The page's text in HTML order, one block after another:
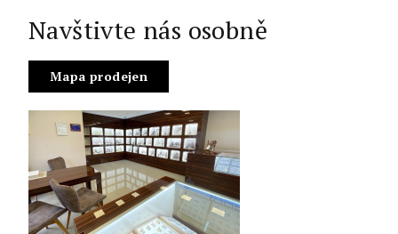
Navštivte nás osobně
Mapa prodejen